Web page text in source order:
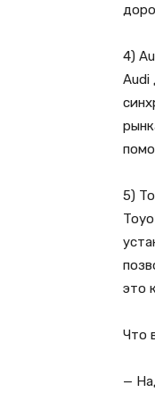
4)
Audi
5)
это
Что
—